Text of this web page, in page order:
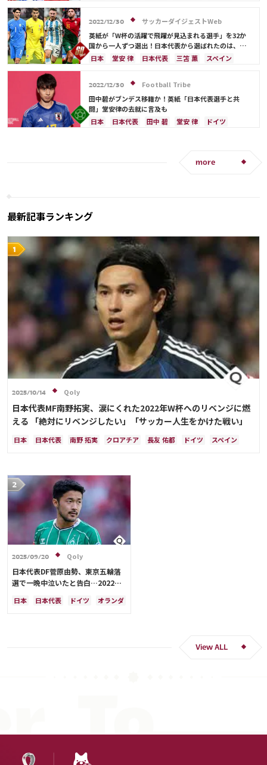
ポルトガル
川島 永嗣
シュミット・ダニエル
吉田 麻也
柴崎 岳 伊東 純也
浅野 拓磨
南野 拓実
守田 英正 上田 綺世
久保 建英
鎌田 大地
板倉 滉 堂安 律
前田 大然
2022/12/30
サッカーダイジェストWeb
英紙が「W杯の活躍で飛躍が見込まれる選手」を32か
国から一人ずつ選出！日本代表から選ばれたのは、堂
安や三笘ではなく…
日本 堂安 律 日本代表 三笘 薫
スペイン
サウジアラビア
デンマーク
セルビア
フランス
ベルギー スイス
イングランド
オランダ
ポーランド ポルトガル
アルゼンチン
エクアドル ウルグアイ
カナダ
2022/12/30
Football Tribe
田中碧がブンデス移籍か！英紙「日本代表選手と共
闘」堂安律の去就に言及も
日本
日本代表 田中 碧 堂安 律
ドイツ
more
最新記事ランキング
2025/10/14 Qoly
日本代表MF南野拓実、涙にくれた2022年W杯へのリベンジに燃
える 「絶対にリベンジしたい」「サッカー人生をかけた戦い」
日本 日本代表 南野 拓実 クロアチア 長友 佑都 ドイツ
スペイン
2025/09/20 Qoly
日本代表DF菅原由勢、東京五輪落
選で一晩中泣いたと告白…2022年
く「受け入れるのは難しかった」
日本 日本代表 ドイツ オランダ
View ALL